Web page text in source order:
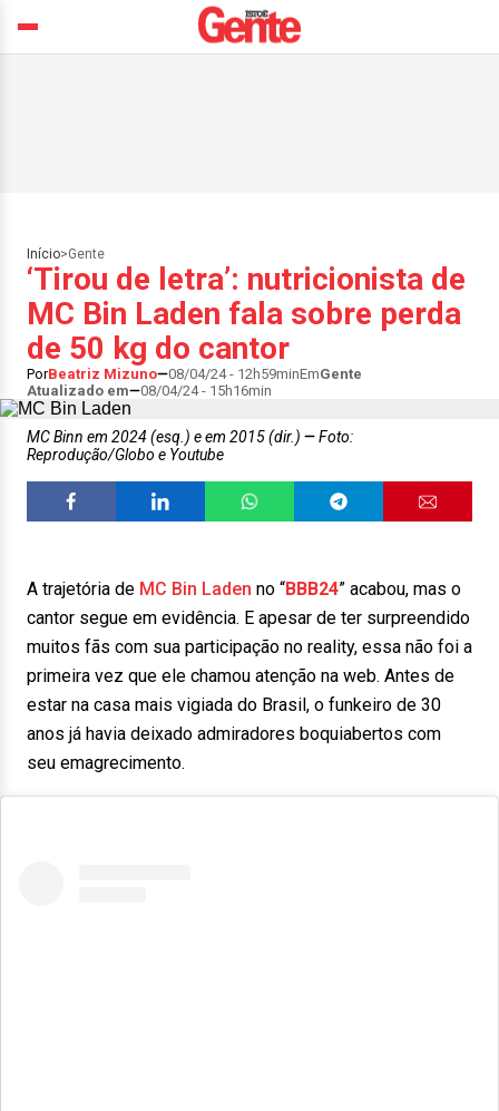
Início>Gente
‘Tirou de letra’: nutricionista de
MC Bin Laden fala sobre perda
de 50 kg do cantor
PorBeatriz Mizuno 08/04/24 - 12h59minEmGente
Atualizado em
08/04/24 - 15h16min
MC Binn em 2024 (esq.) e em 2015 (dir.)
Foto:
Reprodução/Globo e Youtube
A trajetória de MC Bin Laden no “BBB24” acabou, mas o
cantor segue em evidência. E apesar de ter surpreendido
muitos fãs com sua participação no reality, essa não foi a
primeira vez que ele chamou atenção na web. Antes de
estar na casa mais vigiada do Brasil, o funkeiro de 30
anos já havia deixado admiradores boquiabertos com
seu emagrecimento.